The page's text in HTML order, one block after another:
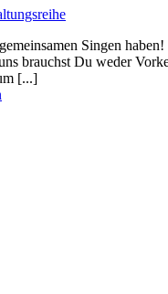
Singen
brauchst Du weder
[...]